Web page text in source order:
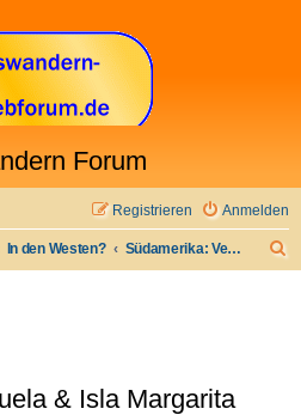
Forum
Anmelden
Registrieren
In den Westen? Südamerika: Venezuela & Isla Margarita
& Isla Margarita